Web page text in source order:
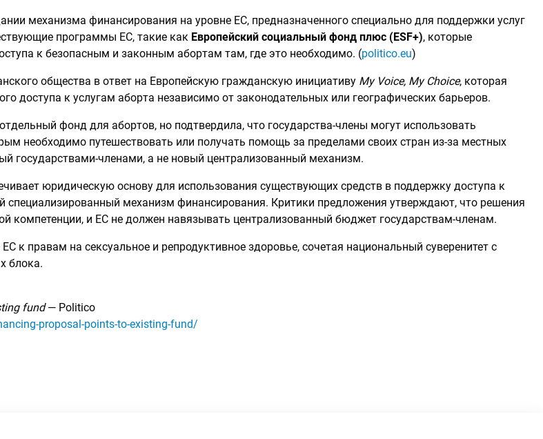
МАТКИ
ПРАВА
механизма финансирования на уровне ЕС, предназначенного специально для поддержки услуг
программы ЕС, такие как Европейский социальный фонд плюс (ESF+), которые
к безопасным и законным абортам там, где это необходимо. (politico.eu)
общества в ответ на Европейскую гражданскую инициативу My Voice, My Choice, которая
доступа к услугам аборта независимо от законодательных или географических барьеров.
фонд для абортов, но подтвердила, что государства-члены могут использовать
необходимо путешествовать или получать помощь за пределами своих стран из-за местных
государствами-членами, а не новый централизованный механизм.
юридическую основу для использования существующих средств в поддержку доступа к
специализированный механизм финансирования. Критики предложения утверждают, что решения
компетенции, и ЕС не должен навязывать централизованный бюджет государствам-членам.
правам на сексуальное и репродуктивное здоровье, сочетая национальный суверенитет с
блока.
fund— Politico
proposal-points-to-existing-fund/